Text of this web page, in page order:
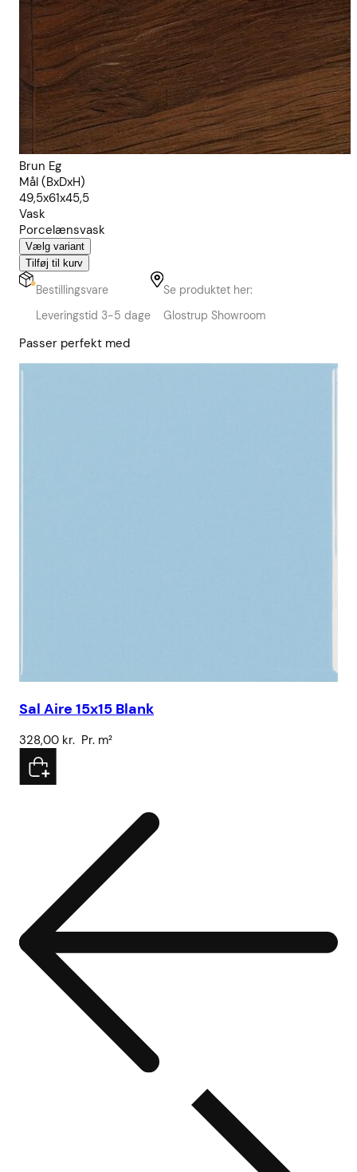
Brun Eg
Mål (BxDxH)
49,5x61x45,5
Vask
Porcelænsvask
Vælg variant
Tilføj til kurv
Bestillingsvare
Leveringstid 3-5 dage
Se produktet her:
Glostrup Showroom
Passer perfekt med
Sal Aire 15x15 Blank
328,00 kr. Pr. m²